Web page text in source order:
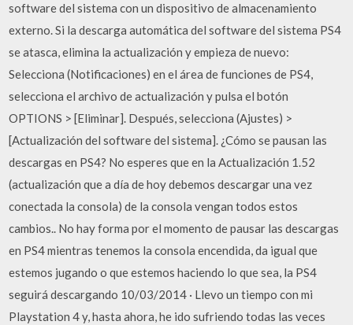
software del sistema con un dispositivo de almacenamiento
externo. Si la descarga automática del software del sistema PS4
se atasca, elimina la actualización y empieza de nuevo:
Selecciona (Notificaciones) en el área de funciones de PS4,
selecciona el archivo de actualización y pulsa el botón
OPTIONS > [Eliminar]. Después, selecciona (Ajustes) >
[Actualización del software del sistema]. ¿Cómo se pausan las
descargas en PS4? No esperes que en la Actualización 1.52
(actualización que a día de hoy debemos descargar una vez
conectada la consola) de la consola vengan todos estos
cambios.. No hay forma por el momento de pausar las descargas
en PS4 mientras tenemos la consola encendida, da igual que
estemos jugando o que estemos haciendo lo que sea, la PS4
seguirá descargando 10/03/2014 · Llevo un tiempo con mi
Playstation 4 y, hasta ahora, he ido sufriendo todas las veces